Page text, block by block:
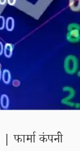
| फार्मा कंपनी